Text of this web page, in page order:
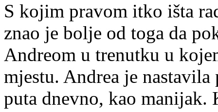
S kojim pravom itko išta
znao je bolje od toga da
Andreom u trenutku u
mjestu. Andrea je
puta dnevno, kao manijak.